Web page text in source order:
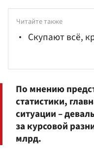
Читайте также
Скупают всё,
По мнению
статистики,
ситуации –
за курсовой
млрд.